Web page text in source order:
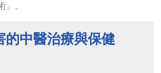
。
的中醫治療與保健